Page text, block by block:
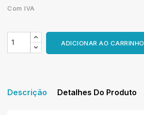
Com IVA
ADICIONAR AO CARRINHO
Descrição Detalhes Do Produto